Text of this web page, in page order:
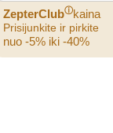
ZepterClubⓘkaina
Prisijunkite ir pirkite
nuo -5% iki -40%